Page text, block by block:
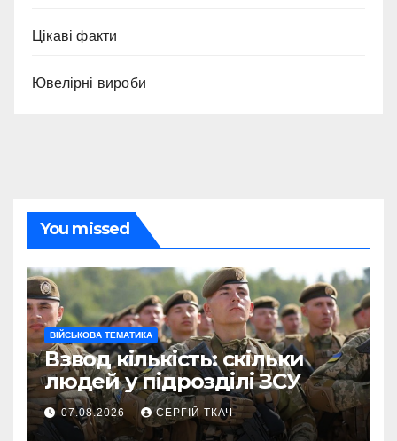
Цікаві факти
Ювелірні вироби
You missed
ВІЙСЬКОВА ТЕМАТИКА
Взвод кількість: скільки
людей у підрозділі ЗСУ
07.08.2026 СЕРГІЙ ТКАЧ